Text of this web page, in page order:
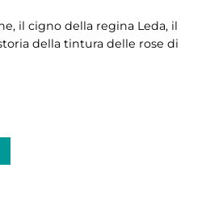
il cigno della regina Leda, il
della tintura delle rose di